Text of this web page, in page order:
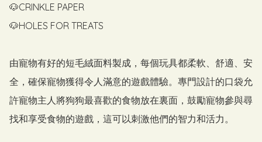
🐶CRINKLE PAPER
🐶HOLES FOR TREATS
由寵物有好的短毛絨面料製成，每個玩具都柔軟、舒適、安
全，確保寵物獲得令人滿意的遊戲體驗。專門設計的口袋允
許寵物主人將狗狗最喜歡的食物放在裏面，鼓勵寵物參與尋
找和享受食物的遊戲，這可以刺激他們的智力和活力。